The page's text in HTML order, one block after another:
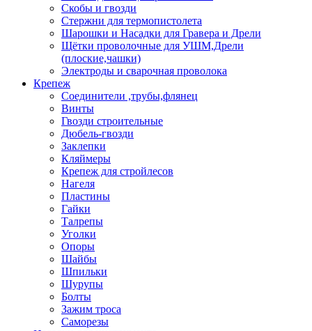
Скобы и гвозди
Стержни для термопистолета
Шарошки и Насадки для Гравера и Дрели
Щётки проволочные для УШМ,Дрели
(плоские,чашки)
Электроды и сварочная проволока
Крепеж
Соединители ,трубы,флянец
Винты
Гвозди строительные
Дюбель-гвозди
Заклепки
Кляймеры
Крепеж для стройлесов
Нагеля
Пластины
Гайки
Талрепы
Уголки
Опоры
Шайбы
Шпильки
Шурупы
Болты
Зажим троса
Саморезы